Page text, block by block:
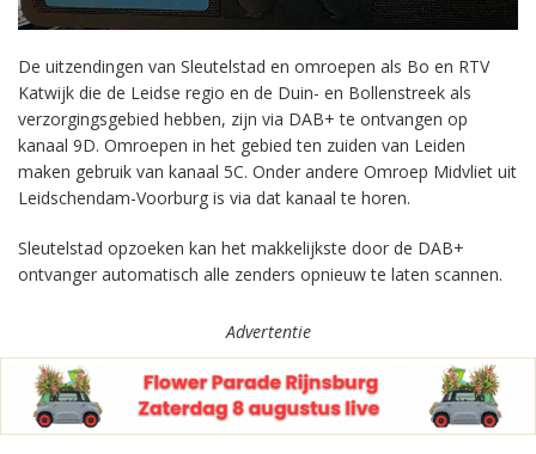
De uitzendingen van Sleutelstad en omroepen als Bo en RTV
Katwijk die de Leidse regio en de Duin- en Bollenstreek als
verzorgingsgebied hebben, zijn via DAB+ te ontvangen op
kanaal 9D. Omroepen in het gebied ten zuiden van Leiden
maken gebruik van kanaal 5C. Onder andere Omroep Midvliet uit
Leidschendam-Voorburg is via dat kanaal te horen.
Sleutelstad opzoeken kan het makkelijkste door de DAB+
ontvanger automatisch alle zenders opnieuw te laten scannen.
Advertentie